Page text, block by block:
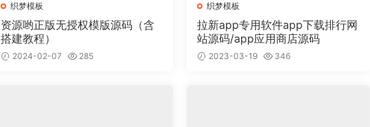
织梦模板
资源哟正版无授权模版源码（含
搭建教程）
2024-02-07 285
织梦模板
拉新app专用软件app下载排行网
站源码/app应用商店源码
2023-03-19 346